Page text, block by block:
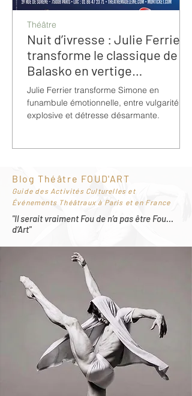
Nuit d’ivresse : Julie Ferrier
transforme le classique de
Balasko en vertige
bouleversant
Julie Ferrier transforme Simone en
funambule émotionnelle, entre vulgarité
explosive et détresse désarmante.
Théâtre
Blog Théâtre FOUD'ART
Guide des Activités Culturelles et
Événements Théâtraux à Paris et en France
"Il serait vraiment Fou de n’a pas être Fou…
d’Art"